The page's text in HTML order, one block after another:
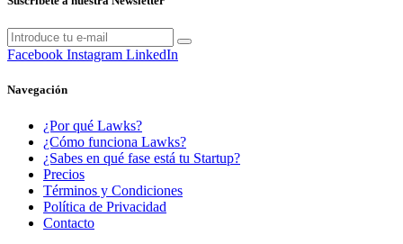
Facebook Instagram LinkedIn
Navegación
¿Por qué Lawks?
¿Cómo funciona Lawks?
¿Sabes en qué fase está tu Startup?
Precios
Términos y Condiciones
Política de Privacidad
Contacto